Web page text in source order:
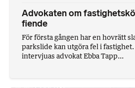
Advokaten om
fiende
För första gången har en hovrätt
parkslide kan utgöra fel i
intervjuas advokat Ebba Tapp...